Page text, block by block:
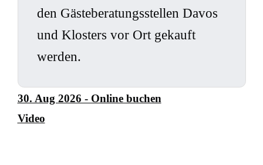
den Gästeberatungsstellen Davos
und Klosters vor Ort gekauft
werden.
30. Aug 2026 - Online buchen
Video